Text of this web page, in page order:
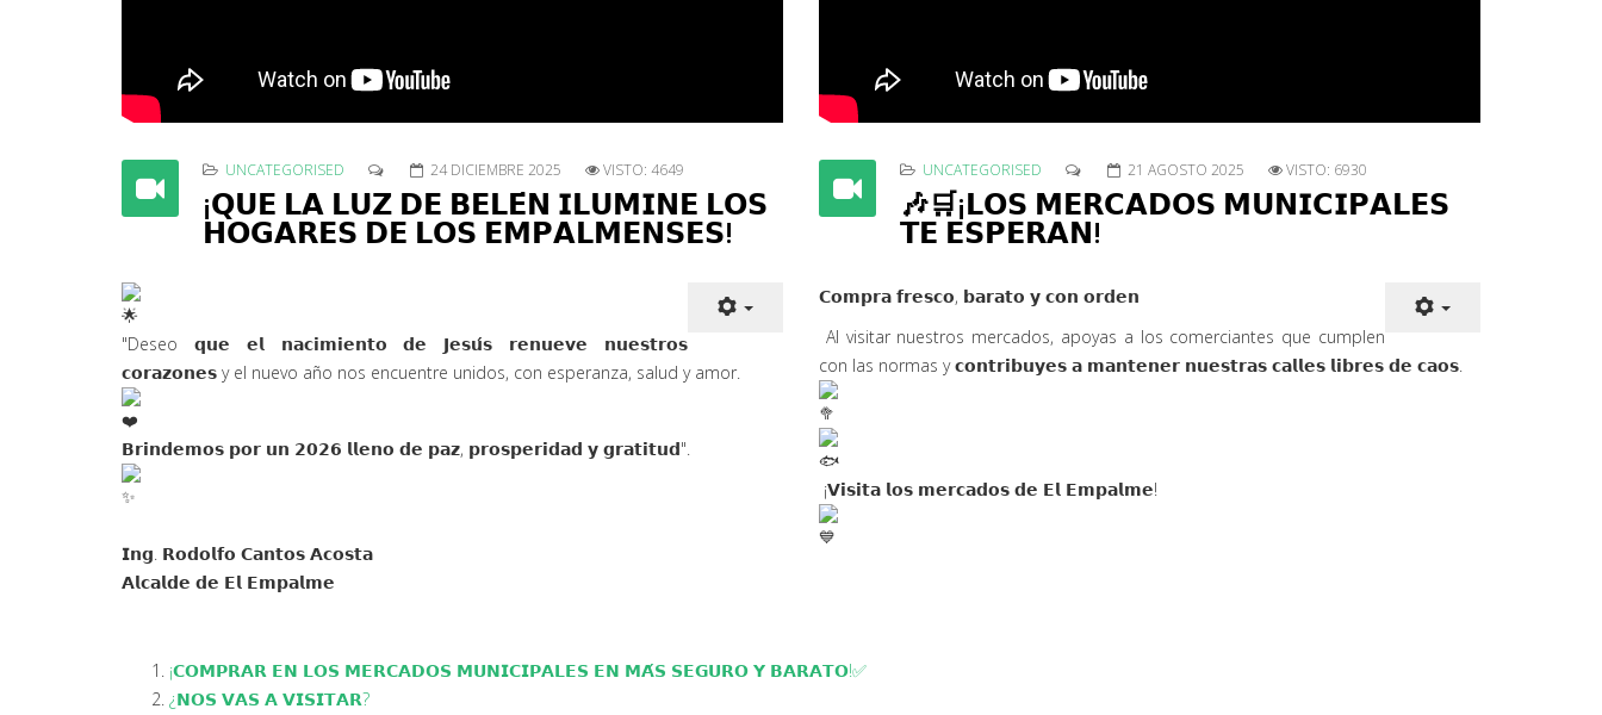
UNCATEGORISED 24 DICIEMBRE 2025 VISTO: 4649
¡𝗤𝗨𝗘 𝗟𝗔 𝗟𝗨𝗭 𝗗𝗘 𝗕𝗘𝗟𝗘́𝗡 𝗜𝗟𝗨𝗠𝗜𝗡𝗘 𝗟𝗢𝗦
𝗛𝗢𝗚𝗔𝗥𝗘𝗦 𝗗𝗘 𝗟𝗢𝗦 𝗘𝗠𝗣𝗔𝗟𝗠𝗘𝗡𝗦𝗘𝗦!
"Deseo 𝗾𝘂𝗲 𝗲𝗹 𝗻𝗮𝗰𝗶𝗺𝗶𝗲𝗻𝘁𝗼 𝗱𝗲 𝗝𝗲𝘀𝘂́𝘀 𝗿𝗲𝗻𝘂𝗲𝘃𝗲 𝗻𝘂𝗲𝘀𝘁𝗿𝗼𝘀
𝗰𝗼𝗿𝗮𝘇𝗼𝗻𝗲𝘀 y el nuevo año nos encuentre unidos, con esperanza, salud y amor.
𝗕𝗿𝗶𝗻𝗱𝗲𝗺𝗼𝘀 𝗽𝗼𝗿 𝘂𝗻 𝟮𝟬𝟮𝟲 𝗹𝗹𝗲𝗻𝗼 𝗱𝗲 𝗽𝗮𝘇, 𝗽𝗿𝗼𝘀𝗽𝗲𝗿𝗶𝗱𝗮𝗱 𝘆 𝗴𝗿𝗮𝘁𝗶𝘁𝘂𝗱".
𝗜𝗻𝗴. 𝗥𝗼𝗱𝗼𝗹𝗳𝗼 𝗖𝗮𝗻𝘁𝗼𝘀 𝗔𝗰𝗼𝘀𝘁𝗮
𝗔𝗹𝗰𝗮𝗹𝗱𝗲 𝗱𝗲 𝗘𝗹 𝗘𝗺𝗽𝗮𝗹𝗺𝗲
UNCATEGORISED 21 AGOSTO 2025 VISTO: 6930
🎶🛒¡𝗟𝗢𝗦 𝗠𝗘𝗥𝗖𝗔𝗗𝗢𝗦 𝗠𝗨𝗡𝗜𝗖𝗜𝗣𝗔𝗟𝗘𝗦
𝗧𝗘 𝗘𝗦𝗣𝗘𝗥𝗔𝗡!
𝗖𝗼𝗺𝗽𝗿𝗮 𝗳𝗿𝗲𝘀𝗰𝗼, 𝗯𝗮𝗿𝗮𝘁𝗼 𝘆 𝗰𝗼𝗻 𝗼𝗿𝗱𝗲𝗻
Al visitar nuestros mercados, apoyas a los comerciantes que cumplen
con las normas y 𝗰𝗼𝗻𝘁𝗿𝗶𝗯𝘂𝘆𝗲𝘀 𝗮 𝗺𝗮𝗻𝘁𝗲𝗻𝗲𝗿 𝗻𝘂𝗲𝘀𝘁𝗿𝗮𝘀 𝗰𝗮𝗹𝗹𝗲𝘀 𝗹𝗶𝗯𝗿𝗲𝘀 𝗱𝗲 𝗰𝗮𝗼𝘀.
¡𝗩𝗶𝘀𝗶𝘁𝗮 𝗹𝗼𝘀 𝗺𝗲𝗿𝗰𝗮𝗱𝗼𝘀 𝗱𝗲 𝗘𝗹 𝗘𝗺𝗽𝗮𝗹𝗺𝗲!
¡𝗖𝗢𝗠𝗣𝗥𝗔𝗥 𝗘𝗡 𝗟𝗢𝗦 𝗠𝗘𝗥𝗖𝗔𝗗𝗢𝗦 𝗠𝗨𝗡𝗜𝗖𝗜𝗣𝗔𝗟𝗘𝗦 𝗘𝗡 𝗠𝗔́𝗦 𝗦𝗘𝗚𝗨𝗥𝗢 𝗬 𝗕𝗔𝗥𝗔𝗧𝗢!✅
¿𝗡𝗢𝗦 𝗩𝗔𝗦 𝗔 𝗩𝗜𝗦𝗜𝗧𝗔𝗥?